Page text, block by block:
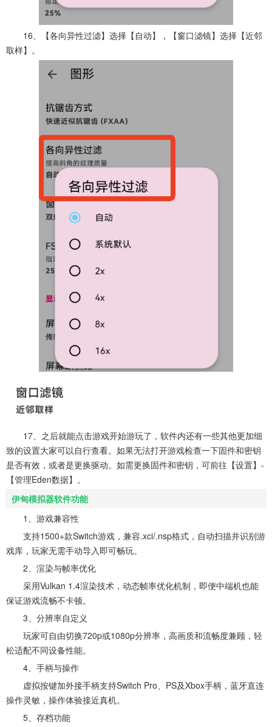
16、【各向异性过滤】选择【自动】，【窗口滤镜】选择【近邻
取样】。
17、之后就能点击游戏开始游玩了，软件内还有一些其他更加细
致的设置大家可以自行查看。如果无法打开游戏检查一下固件和密钥
是否有效，或者是更换驱动。如需更换固件和密钥，可前往【设置】-
【管理Eden数据】。
伊甸模拟器软件功能
1、游戏兼容性
支持1500+款Switch游戏，兼容.xci/.nsp格式，自动扫描并识别游
戏库，玩家无需手动导入即可畅玩。
2、渲染与帧率优化
采用Vulkan 1.4渲染技术，动态帧率优化机制，即便中端机也能
保证游戏流畅不卡顿。
3、分辨率自定义
玩家可自由切换720p或1080p分辨率，高画质和流畅度兼顾，轻
松适配不同设备性能。
4、手柄与操作
虚拟按键加外接手柄支持Switch Pro、PS及Xbox手柄，蓝牙直连
操作灵敏，操作体验接近真机。
5、存档功能